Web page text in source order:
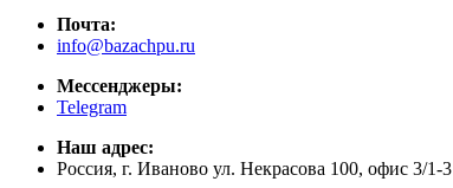
Почта:
info@bazachpu.ru
Мессенджеры:
Telegram
Наш адрес:
Россия, г. Иваново ул. Некрасова 100, офис 3/1-3